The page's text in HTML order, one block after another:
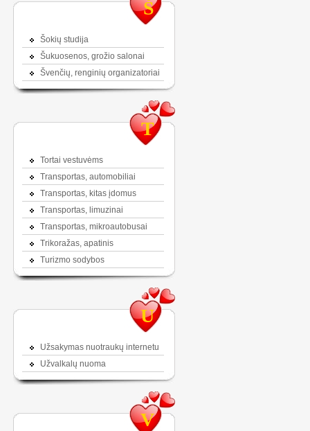
Š
Šokių studija
Šukuosenos, grožio salonai
Švenčių, renginių organizatoriai
T
Tortai vestuvėms
Transportas, automobiliai
Transportas, kitas įdomus
Transportas, limuzinai
Transportas, mikroautobusai
Trikoražas, apatinis
Turizmo sodybos
U
Užsakymas nuotraukų internetu
Užvalkalų nuoma
V